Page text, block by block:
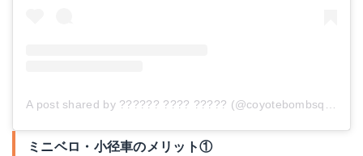
A post shared by ?????? ???? ????? (@coyotebombsquad)
ミニベロ・小径車のメリット①